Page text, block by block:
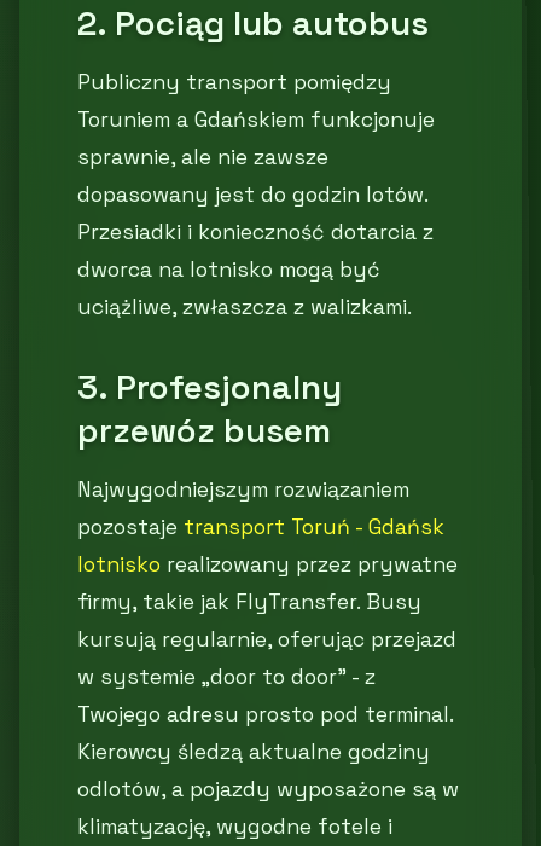
2. Pociąg lub autobus
Publiczny transport pomiędzy
Toruniem a Gdańskiem funkcjonuje
sprawnie, ale nie zawsze
dopasowany jest do godzin lotów.
Przesiadki i konieczność dotarcia z
dworca na lotnisko mogą być
uciążliwe, zwłaszcza z walizkami.
3. Profesjonalny
przewóz busem
Najwygodniejszym rozwiązaniem
pozostaje transport Toruń - Gdańsk
lotnisko realizowany przez prywatne
firmy, takie jak FlyTransfer. Busy
kursują regularnie, oferując przejazd
w systemie „door to door” - z
Twojego adresu prosto pod terminal.
Kierowcy śledzą aktualne godziny
odlotów, a pojazdy wyposażone są w
klimatyzację, wygodne fotele i